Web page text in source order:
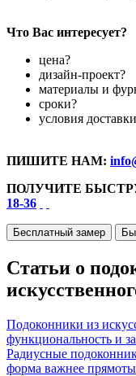
Что Вас интересует?
цена?
дизайн-проект?
материалы и
сроки?
условия
ПИШИТЕ НАМ:
ПОЛУЧИТЕ
18-36
Бесплатный замер
Статьи о
Подоконники из
функциональность и
Радиусные
форма важнее прямоты